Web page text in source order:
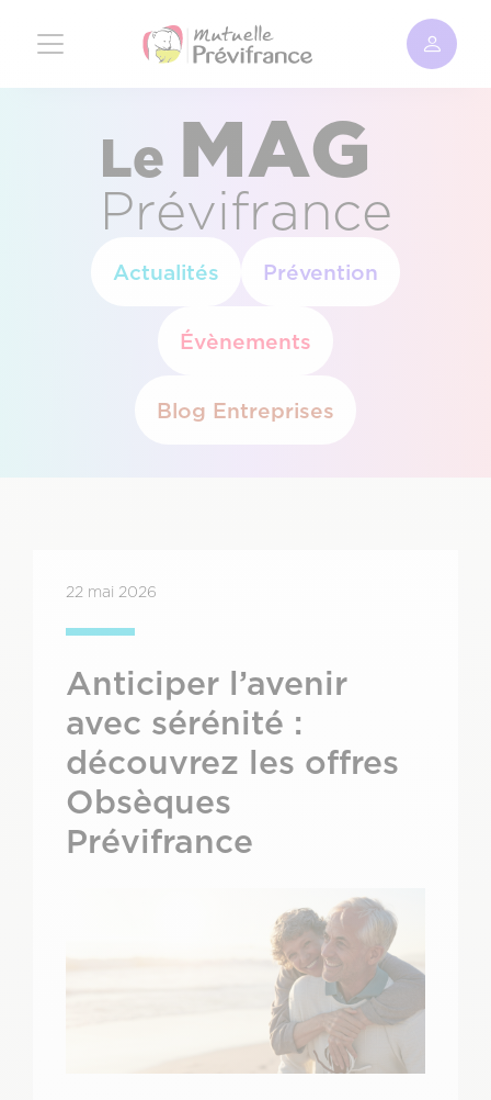
contenu
Le MAG
Prévifrance
Actualités Prévention
Évènements
Blog Entreprises
22 mai 2026
Anticiper l’avenir
avec sérénité :
découvrez les offres
Obsèques
Prévifrance